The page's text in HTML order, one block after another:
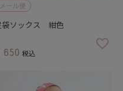
メール便
袋ソックス 紺色
650 税込